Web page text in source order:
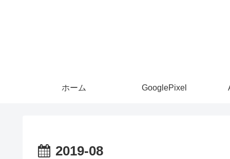
ホーム GooglePixel
2019-08